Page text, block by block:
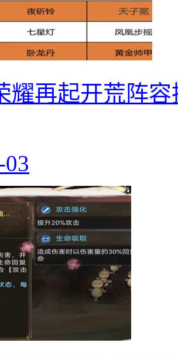
耀再起开荒阵